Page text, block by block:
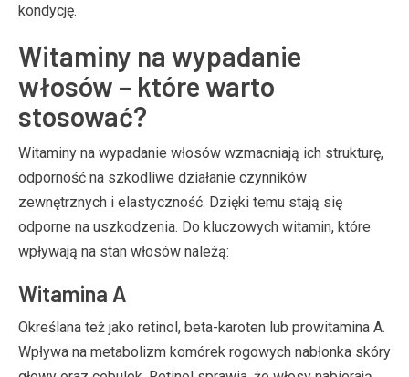
kondycję.
Witaminy na wypadanie
włosów – które warto
stosować?
Witaminy na wypadanie włosów wzmacniają ich strukturę,
odporność na szkodliwe działanie czynników
zewnętrznych i elastyczność. Dzięki temu stają się
odporne na uszkodzenia. Do kluczowych witamin, które
wpływają na stan włosów należą:
Witamina A
Określana też jako retinol, beta-karoten lub prowitamina A.
Wpływa na metabolizm komórek rogowych nabłonka skóry